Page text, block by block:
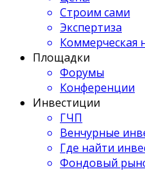
Строим сами
Экспертиза
Коммерческая
Площадки
Форумы
Конференции
Инвестиции
ГЧП
Венчурные
Где найти
Фондовый